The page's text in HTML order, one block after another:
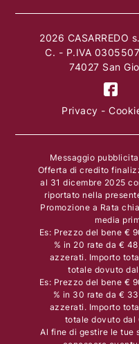
2026 CASARREDO
C. - P.IVA
74027 San
Privacy -
Messaggio
Offerta di credito
al 31 dicembre 2025
riportato nella
Promozione a Rata
media
Es: Prezzo del bene €
% in 20 rate da €
azzerati. Importo
totale dovuto
Es: Prezzo del bene €
% in 30 rate da €
azzerati. Importo
totale dovuto dal
Al fine di gestire le tue